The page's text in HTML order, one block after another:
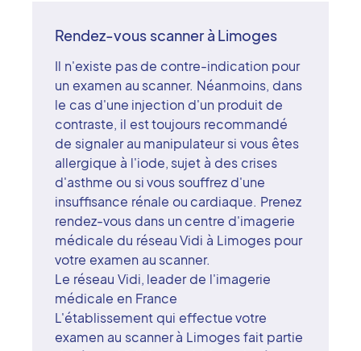
Rendez-vous scanner à Limoges
Il n'existe pas de contre-indication pour
un examen au scanner. Néanmoins, dans
le cas d'une injection d'un produit de
contraste, il est toujours recommandé
de signaler au manipulateur si vous êtes
allergique à l'iode, sujet à des crises
d'asthme ou si vous souffrez d'une
insuffisance rénale ou cardiaque. Prenez
rendez-vous dans un centre d'imagerie
médicale du réseau Vidi à Limoges pour
votre examen au scanner.
Le réseau Vidi, leader de l'imagerie
médicale en France
L'établissement qui effectue votre
examen au scanner à Limoges fait partie